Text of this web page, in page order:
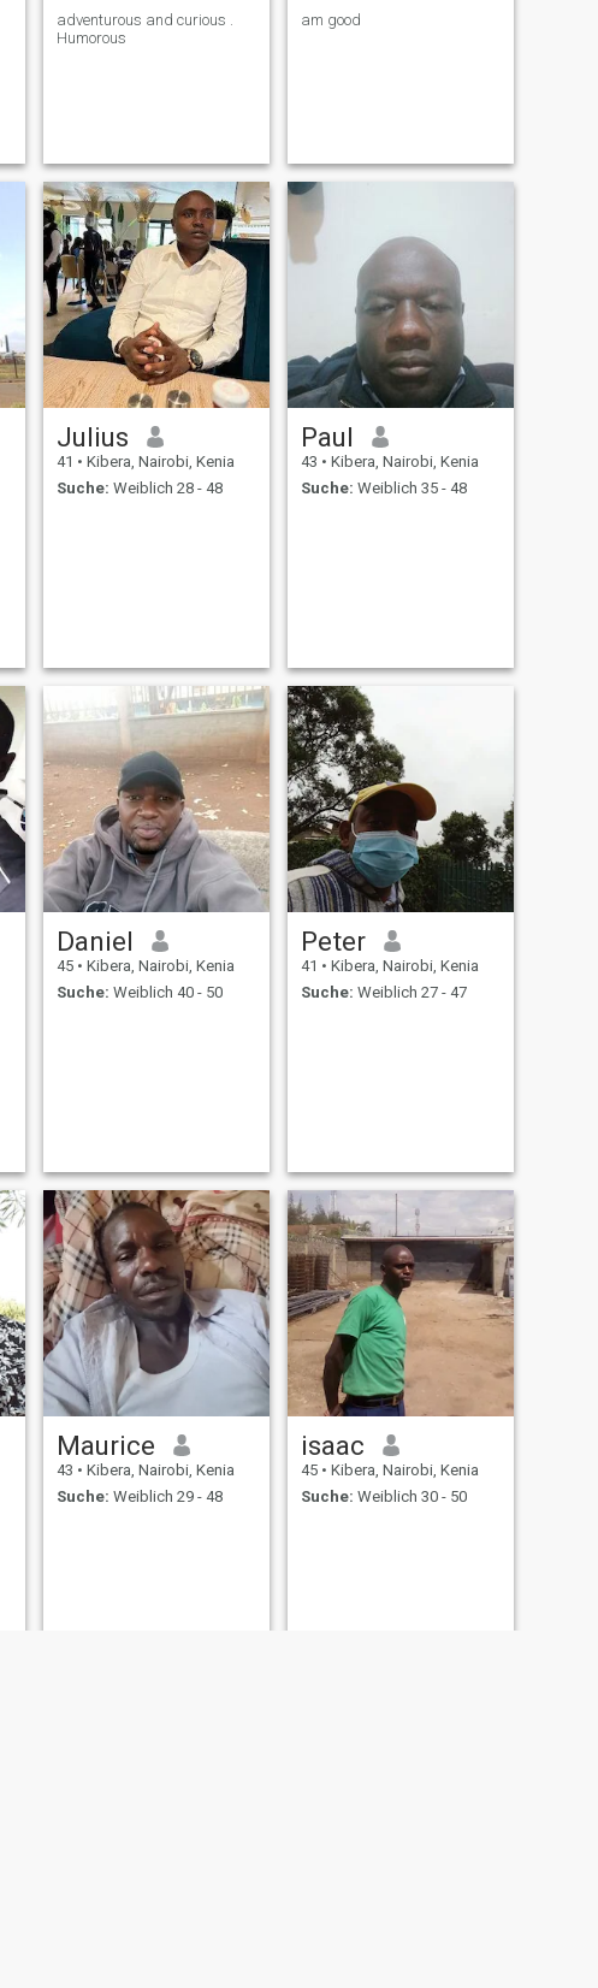
adventurous and curious .
Humorous
am good
Julius
41 • Kibera, Nairobi, Kenia
Suche: Weiblich 28 - 48
Paul
43 • Kibera, Nairobi, Kenia
Suche: Weiblich 35 - 48
Daniel
45 • Kibera, Nairobi, Kenia
Suche: Weiblich 40 - 50
Peter
41 • Kibera, Nairobi, Kenia
Suche: Weiblich 27 - 47
Maurice
43 • Kibera, Nairobi, Kenia
Suche: Weiblich 29 - 48
isaac
45 • Kibera, Nairobi, Kenia
Suche: Weiblich 30 - 50